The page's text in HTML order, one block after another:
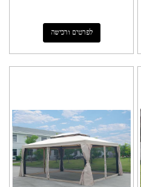
לפרטים ורכישה